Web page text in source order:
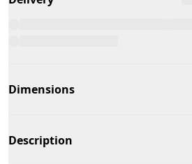
Dimensions
Description